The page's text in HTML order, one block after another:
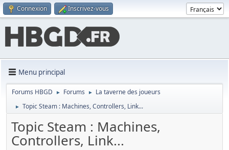
Connexion Inscrivez-vous
Menu principal
Forums HBGD ► Forums ► La taverne des joueurs
► Topic Steam : Machines, Controllers, Link...
Topic Steam : Machines,
Controllers, Link...